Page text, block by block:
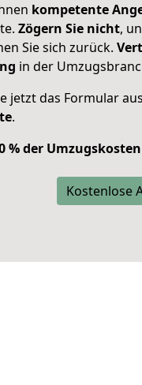
kompetente
Zögern Sie nicht,
Sie sich zurück.
in der
jetzt das Formular
.
% der
Kostenlose